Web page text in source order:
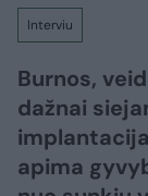
Interviu
Burnos,
dažnai
apima